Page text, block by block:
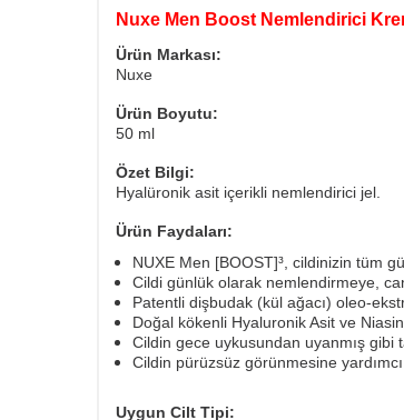
Nuxe Men Boost Nemlendirici
Ürün Markası:
Nuxe
Ürün Boyutu:
50 ml
Özet Bilgi:
Hyalüronik asit içerikli nemlendirici jel.
Ürün Faydaları:
NUXE Men [BOOST]³, cildinizin tüm
Cildi günlük olarak nemlendirmeye,
Patentli dişbudak (kül ağacı) oleo-
Doğal kökenli Hyaluronik Asit ve
Cildin gece uykusundan uyanmış gibi
Cildin pürüzsüz görünmesine
Uygun Cilt Tipi: